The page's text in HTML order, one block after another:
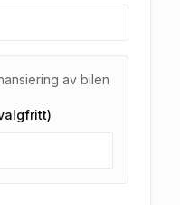
av bilen